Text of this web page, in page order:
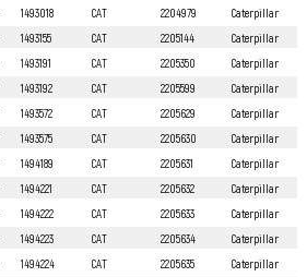
1493018 CAT 2204979
Caterpillar
1493155 CAT 2205144
Caterpillar
1493191 CAT 2205350
Caterpillar
1493192 CAT 2205599
Caterpillar
1493572 CAT 2205629
Caterpillar
1493575 CAT 2205630
Caterpillar
1494189 CAT 2205631
Caterpillar
1494221 CAT 2205632
Caterpillar
1494222 CAT 2205633
Caterpillar
1494223 CAT 2205634
Caterpillar
1494224 CAT 2205635
Caterpillar